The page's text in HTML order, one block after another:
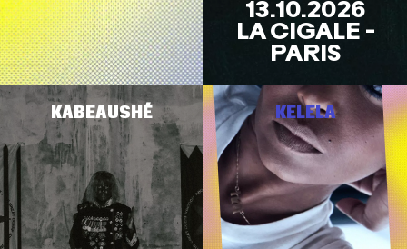
13.10.2026
LA CIGALE -
PARIS
KABEAUSHÉ KELELA